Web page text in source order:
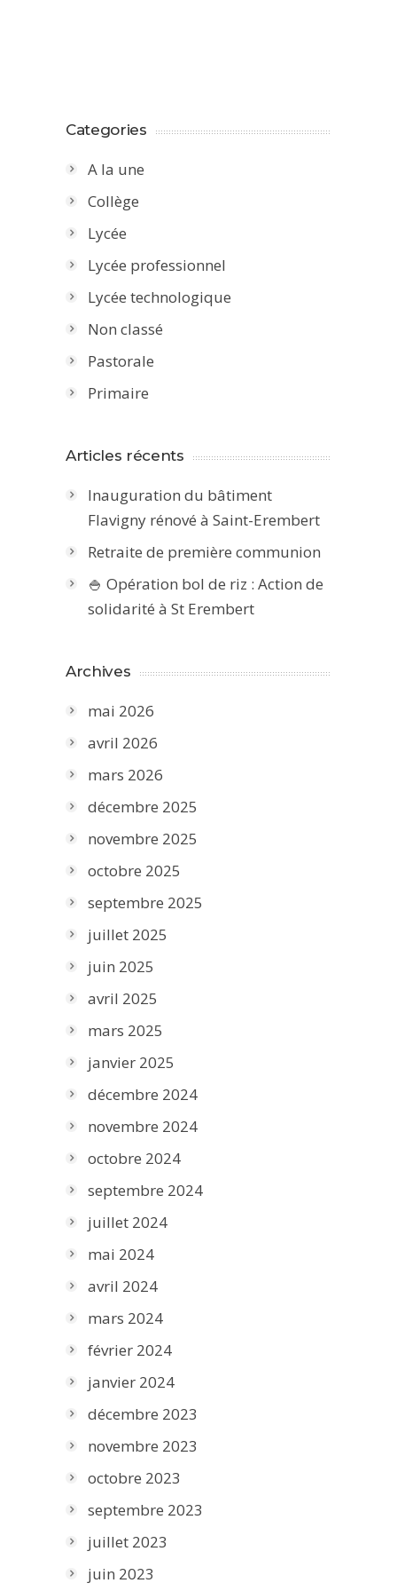
Categories
A la une
Collège
Lycée
Lycée professionnel
Lycée technologique
Non classé
Pastorale
Primaire
Articles récents
Inauguration du bâtiment
Flavigny rénové à Saint-Erembert
Retraite de première communion
🍚 Opération bol de riz : Action de
solidarité à St Erembert
Archives
mai 2026
avril 2026
mars 2026
décembre 2025
novembre 2025
octobre 2025
septembre 2025
juillet 2025
juin 2025
avril 2025
mars 2025
janvier 2025
décembre 2024
novembre 2024
octobre 2024
septembre 2024
juillet 2024
mai 2024
avril 2024
mars 2024
février 2024
janvier 2024
décembre 2023
novembre 2023
octobre 2023
septembre 2023
juillet 2023
juin 2023